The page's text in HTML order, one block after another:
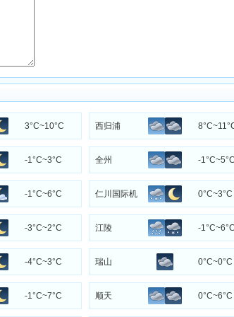
3°C~10°C 西归浦
-1°C~3°C 全州 -1°C~5°C
-1°C~6°C 仁川国际机 0°C~3°C
-3°C~2°C 江陵 -1°C~6°C
-4°C~3°C 瑞山 0°C~0°C
-1°C~7°C 顺天 0°C~6°C